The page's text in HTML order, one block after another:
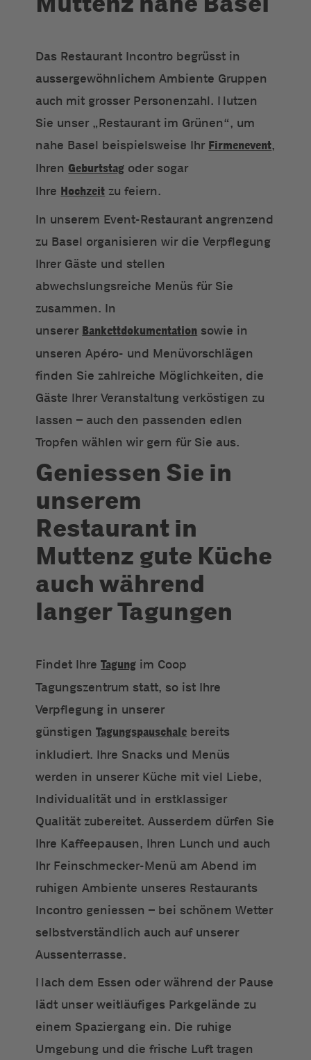
Das Restaurant Incontro begrüsst in
aussergewöhnlichem Ambiente Gruppen
auch mit grosser Personenzahl. Nutzen
Sie unser „Restaurant im Grünen“, um
nahe Basel beispielsweise Ihr Firmenevent,
Ihren Geburtstag oder sogar
Ihre Hochzeit zu feiern.
In unserem Event-Restaurant angrenzend
zu Basel organisieren wir die Verpflegung
Ihrer Gäste und stellen
abwechslungsreiche Menüs für Sie
zusammen. In
unserer Bankettdokumentation sowie in
unseren Apéro- und Menüvorschlägen
finden Sie zahlreiche Möglichkeiten, die
Gäste Ihrer Veranstaltung verköstigen zu
lassen – auch den passenden edlen
Tropfen wählen wir gern für Sie aus.
Geniessen Sie in
unserem
Restaurant in
Muttenz gute Küche
auch während
langer Tagungen
Findet IhreTagung im Coop
Tagungszentrum statt, so ist Ihre
Verpflegung in unserer
günstigenTagungspauschale bereits
inkludiert. Ihre Snacks und Menüs
werden in unserer Küche mit viel Liebe,
Individualität und in erstklassiger
Qualität zubereitet. Ausserdem dürfen Sie
Ihre Kaffeepausen, Ihren Lunch und auch
Ihr Feinschmecker-Menü am Abend im
ruhigen Ambiente unseres Restaurants
Incontro geniessen – bei schönem Wetter
selbstverständlich auch auf unserer
Aussenterrasse.
Nach dem Essen oder während der Pause
lädt unser weitläufiges Parkgelände zu
einem Spaziergang ein. Die ruhige
Umgebung und die frische Luft tragen